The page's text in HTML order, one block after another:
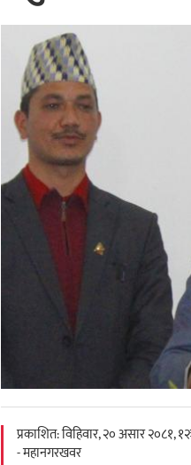
प्रकाशित: विहिवार, २० असार २०८१,
- महानगरखवर